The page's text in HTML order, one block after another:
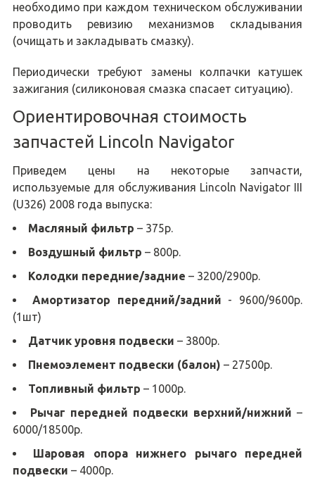
необходимо при каждом техническом обслуживании
проводить ревизию механизмов складывания
(очищать и закладывать смазку).
Периодически требуют замены колпачки катушек
зажигания (силиконовая смазка спасает ситуацию).
Ориентировочная стоимость
запчастей Lincoln Navigator
Приведем цены на некоторые запчасти,
используемые для обслуживания Lincoln Navigator III
(U326) 2008 года выпуска:
Масляный фильтр – 375р.
Воздушный фильтр – 800р.
Колодки передние/задние – 3200/2900р.
Амортизатор передний/задний - 9600/9600р.
(1шт)
Датчик уровня подвески – 3800р.
Пнемоэлемент подвески (балон) – 27500р.
Топливный фильтр – 1000р.
Рычаг передней подвески верхний/нижний –
6000/18500р.
Шаровая опора нижнего рычаго передней
подвески – 4000р.